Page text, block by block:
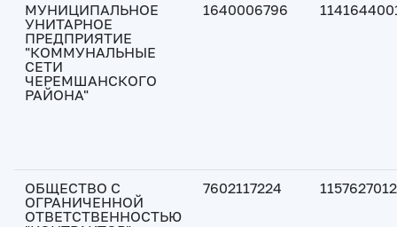
МУНИЦИПАЛЬНОЕ
УНИТАРНОЕ
ПРЕДПРИЯТИЕ
"КОММУНАЛЬНЫЕ
СЕТИ
ЧЕРЕМШАНСКОГО
РАЙОНА"
1640006796
ОБЩЕСТВО С
ОГРАНИЧЕННОЙ
ОТВЕТСТВЕННОСТЬЮ
7602117224